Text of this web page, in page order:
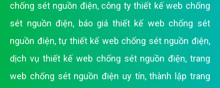
chống sét nguồn điện, công ty thiết kế web chống
sét nguồn điện, báo giá thiết kế web chống sét
nguồn điện,tự thiết kế web chống sét nguồn điện,
dịch vụ thiết kế web chống sét nguồn điện,trang
web chống sét nguồn điện uy tín,thành lập trang